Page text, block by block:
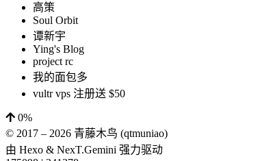
高策
Soul Orbit
谭新宇
Ying's Blog
project rc
我的面包多
vultr vps 注册送 $50
0%
© 2017 – 2026 青藤木鸟 (qtmuniao)
由 Hexo & NexT.Gemini 强力驱动